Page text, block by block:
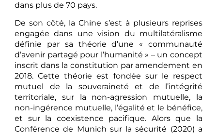
dans plus de 70 pays.
De son côté, la Chine s’est à plusieurs reprises
engagée dans une vision du multilatéralisme
définie par sa théorie d’une « communauté
d’avenir partagé pour l’humanité » – un concept
inscrit dans la constitution par amendement en
2018. Cette théorie est fondée sur le respect
mutuel de la souveraineté et de l’intégrité
territoriale, sur la non-agression mutuelle, la
non-ingérence mutuelle, l’égalité et le bénéfice,
et sur la coexistence pacifique. Alors que la
Conférence de Munich sur la sécurité (2020) a